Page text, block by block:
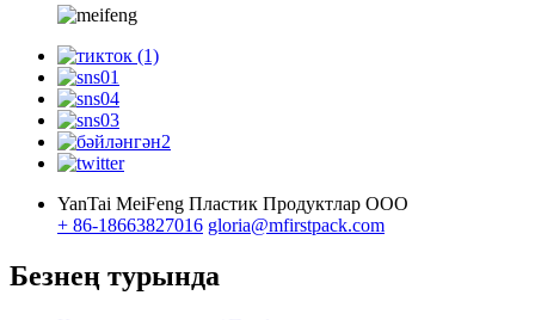
YanTai MeiFeng Пластик Продуктлар ООО
+ 86-18663827016 gloria@mfirstpack.com
Безнең турында